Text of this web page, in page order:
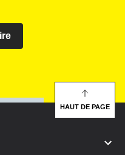
HAUT DE PAGE